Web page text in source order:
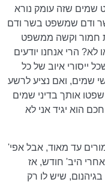
שמים שזה עומק נורא
ודם שמשפט בשר ודם
חמור וקשה ממשפט
הרי אנחנו יודעים
ייסורי איוב של כל
שמים, ואם נציע לרשע
אותך בדיני שמים
הוא יגיד אני לא
עד מאוד, אבל אפי'
היב' חודש, אז
שיש לו רק